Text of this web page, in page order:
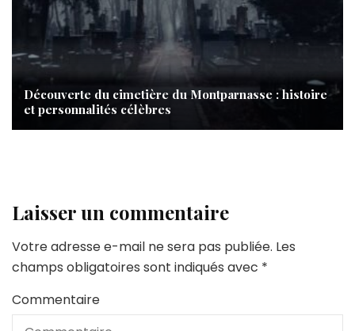
Découverte du cimetière du Montparnasse : histoire
et personnalités célèbres
Laisser un commentaire
Votre adresse e-mail ne sera pas publiée. Les
champs obligatoires sont indiqués avec *
Commentaire